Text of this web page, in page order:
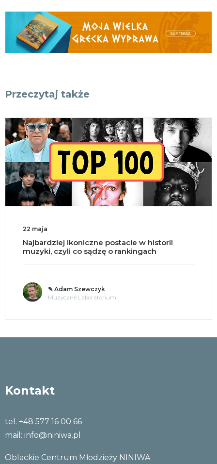
Przeczytaj także
22 maja
Najbardziej ikoniczne postacie w historii
muzyki, czyli co sądzę o rankingach
✎ Adam Szewczyk
Muzyczne Laboratorium
Kontakt
tel. +48 577 16 00 66
mail: info@niniwa.pl
Oblackie Centrum Młodzieży NINIWA